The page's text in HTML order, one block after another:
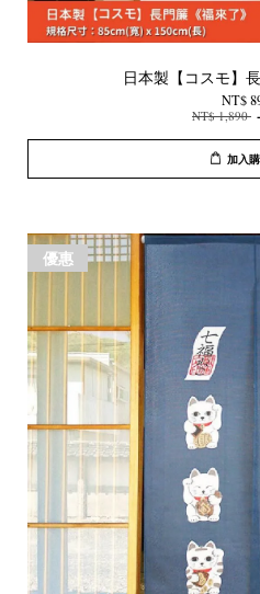
日本製【コスモ】
NT$
NT$ 1,890
加入
優惠